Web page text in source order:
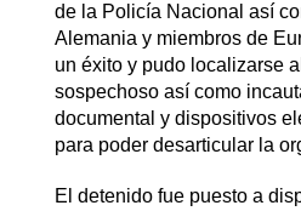
de la Policía Nacional así
Alemania y miembros de
un éxito y pudo localizarse
sospechoso así como
documental y dispositivos
para poder desarticular la
El detenido fue puesto a